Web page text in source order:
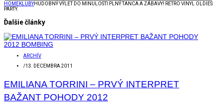
HOMEKLUBYHUDOBNÝ VÝLET DO MINULOSTI PLNÝ TANCA A ZÁBAVY! RETRO VINYL OLDIES
PARTY.
Ďalšie články
ARCHÍV
/13. DECEMBRA 2011
EMILIANA TORRINI – PRVÝ INTERPRET
BAŽANT POHODY 2012